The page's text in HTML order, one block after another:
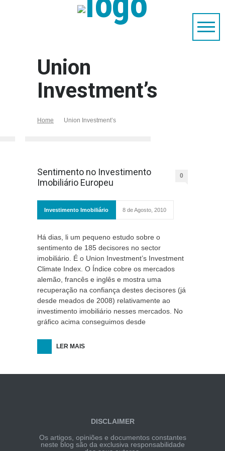
Union
Investment’s
Home Union Investment’s
Sentimento no Investimento
Imobiliário Europeu
0
Investimento Imobiliário 8 de Agosto, 2010
Há dias, li um pequeno estudo sobre o
sentimento de 185 decisores no sector
imobiliário. É o Union Investment’s Investment
Climate Index. O Índice cobre os mercados
alemão, francês e inglês e mostra uma
recuperação na confiança destes decisores (já
desde meados de 2008) relativamente ao
investimento imobiliário nesses mercados. No
gráfico acima conseguimos desde
LER MAIS
DISCLAIMER
Os artigos, opiniões e documentos constantes
neste blog são da exclusiva responsabilidade